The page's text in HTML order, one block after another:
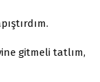
gitmeli tatlım,